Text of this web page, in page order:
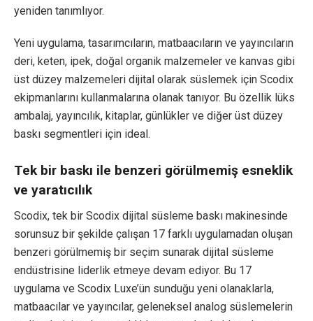
yeniden tanımlıyor.
Yeni uygulama, tasarımcıların, matbaacıların ve yayıncıların
deri, keten, ipek, doğal organik malzemeler ve kanvas gibi
üst düzey malzemeleri dijital olarak süslemek için Scodix
ekipmanlarını kullanmalarına olanak tanıyor. Bu özellik lüks
ambalaj, yayıncılık, kitaplar, günlükler ve diğer üst düzey
baskı segmentleri için ideal.
Tek bir baskı ile benzeri görülmemiş esneklik
ve yaratıcılık
Scodix, tek bir Scodix dijital süsleme baskı makinesinde
sorunsuz bir şekilde çalışan 17 farklı uygulamadan oluşan
benzeri görülmemiş bir seçim sunarak dijital süsleme
endüstrisine liderlik etmeye devam ediyor. Bu 17
uygulama ve Scodix Luxe’ün sunduğu yeni olanaklarla,
matbaacılar ve yayıncılar, geleneksel analog süslemelerin